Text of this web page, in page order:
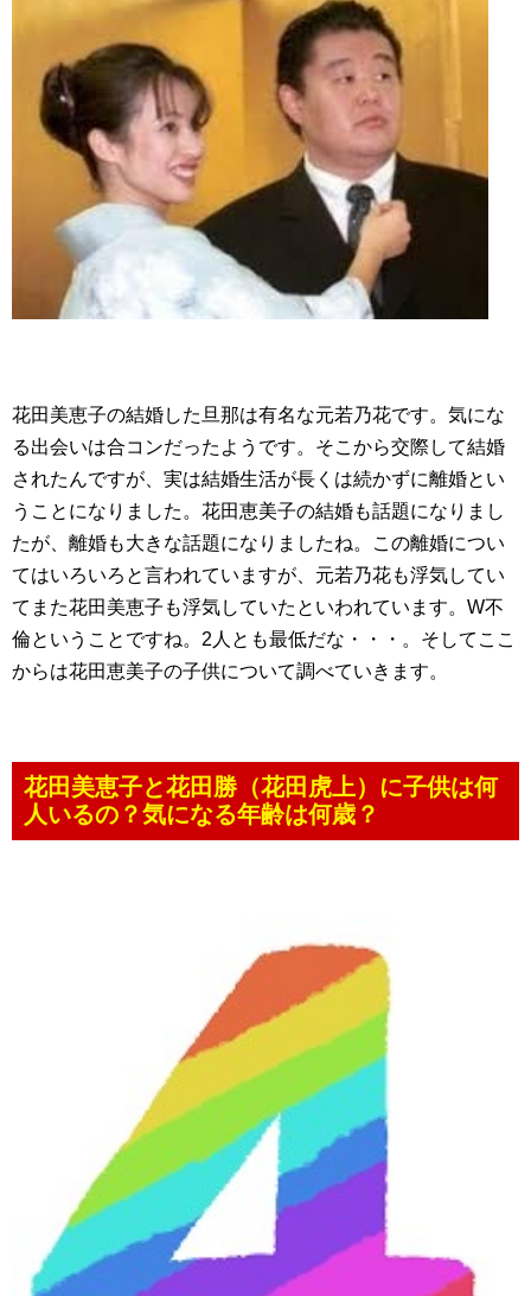
花田美恵子の結婚した旦那は有名な元若乃花です。気にな
る出会いは合コンだったようです。そこから交際して結婚
されたんですが、実は結婚生活が長くは続かずに離婚とい
うことになりました。花田恵美子の結婚も話題になりまし
たが、離婚も大きな話題になりましたね。この離婚につい
てはいろいろと言われていますが、元若乃花も浮気してい
てまた花田美恵子も浮気していたといわれています。W不
倫ということですね。2人とも最低だな・・・。そしてここ
からは花田恵美子の子供について調べていきます。
花田美恵子と花田勝（花田虎上）に子供は何
人いるの？気になる年齢は何歳？